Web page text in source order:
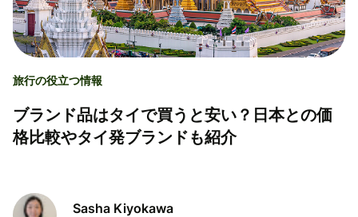
旅行の役立つ情報
ブランド品はタイで買うと安い？日本との価
格比較やタイ発ブランドも紹介
Sasha Kiyokawa